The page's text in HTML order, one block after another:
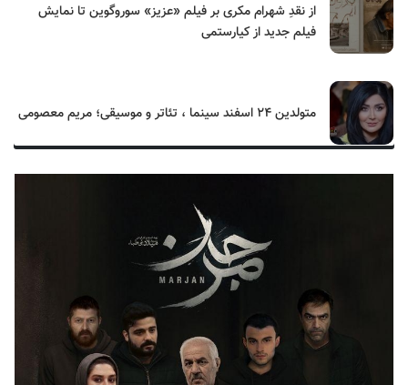
از نقدِ شهرام مکری بر فیلم «عزیز» سوروگوین تا نمایش
فیلم جدید از کیارستمی
متولدین ۲۴ اسفند سینما ، تئاتر و موسیقی؛ مریم معصومی